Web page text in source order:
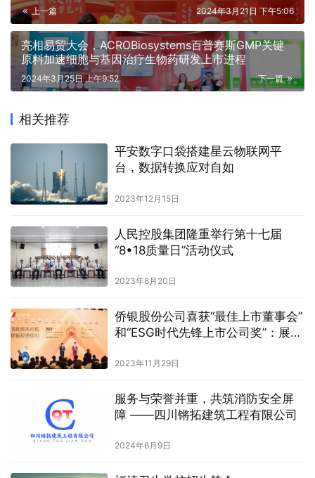
上一篇 2024年3月21日 下午5:06
亮相易贸大会，ACROBiosystems百普赛斯GMP关键
原料加速细胞与基因治疗生物药研发上市进程
下一篇
2024年3月25日 上午9:52
相关推荐
平安数字口袋搭建星云物联网平
台，数据转换应对自如
2023年12月15日
人民控股集团隆重举行第十七届
“8•18质量日”活动仪式
2023年8月20日
侨银股份公司喜获“最佳上市董事会”
和“ESG时代先锋上市公司奖”：展现
2023年11月29日
服务与荣誉并重，共筑消防安全屏
障 ——四川锵拓建筑工程有限公司
2024年6月9日